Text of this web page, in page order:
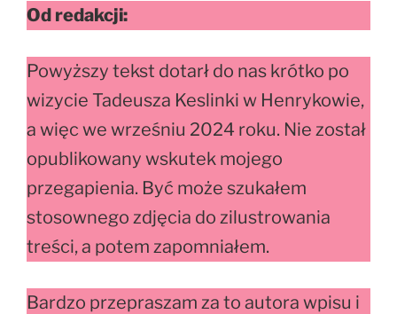
Od redakcji:
Powyższy tekst dotarł do nas krótko po
wizycie Tadeusza Keslinki w Henrykowie,
a więc we wrześniu 2024 roku. Nie został
opublikowany wskutek mojego
przegapienia. Być może szukałem
stosownego zdjęcia do zilustrowania
treści, a potem zapomniałem.
Bardzo przepraszam za to autora wpisu i